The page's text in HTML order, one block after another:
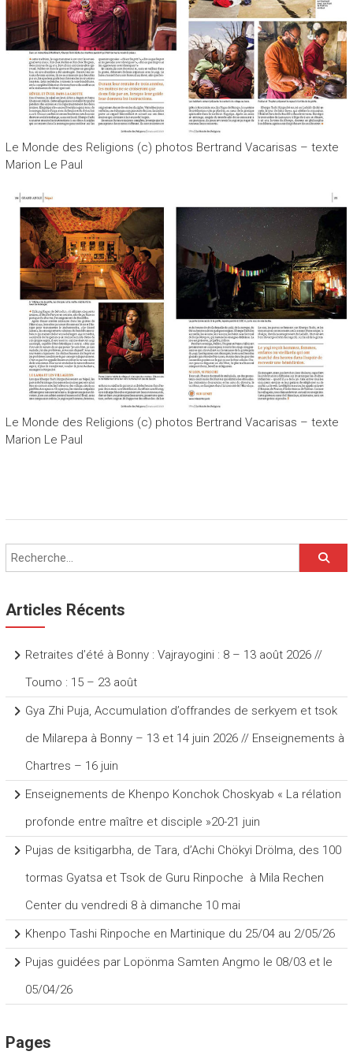
Le Monde des Religions (c) photos Bertrand Vacarisas – texte
Marion Le Paul
Le Monde des Religions (c) photos Bertrand Vacarisas – texte
Marion Le Paul
Articles Récents
Retraites d’été à Bonny : Vajrayogini : 8 – 13 août 2026 //
Toumo : 15 – 23 août
Gya Zhi Puja, Accumulation d’offrandes de serkyem et tsok
de Milarepa à Bonny – 13 et 14 juin 2026 // Enseignements à
Chartres – 16 juin
Enseignements de Khenpo Konchok Choskyab « La rélation
profonde entre maître et disciple »20-21 juin
Pujas de ksitigarbha, de Tara, d’Achi Chökyi Drölma, des 100
tormas Gyatsa et Tsok de Guru Rinpoche à Mila Rechen
Center du vendredi 8 à dimanche 10 mai
Khenpo Tashi Rinpoche en Martinique du 25/04 au 2/05/26
Pujas guidées par Lopönma Samten Angmo le 08/03 et le
05/04/26
Pages